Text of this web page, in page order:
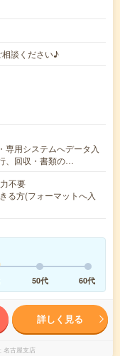
談ください♪
専用システムへデータ入
、回収・書類の…
不要
る方(フォーマットへ入
50代 60代
詳しく見る
名古屋支店